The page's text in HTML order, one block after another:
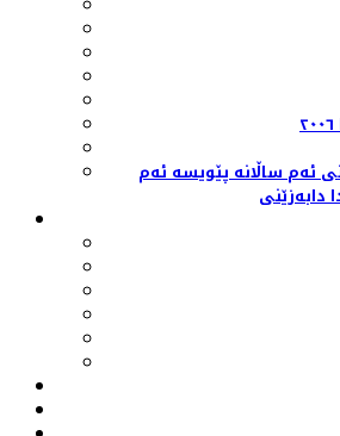
ئەم ساڵانە پێویسە ئەم
دابەزێنی